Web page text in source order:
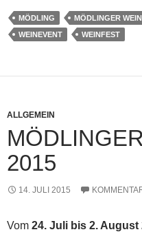
MÖDLING MÖDLINGER
WEINEVENT
WEINFEST
ALLGEMEIN
2015
14. JULI 2015
Vom 24. Juli bis 2. August